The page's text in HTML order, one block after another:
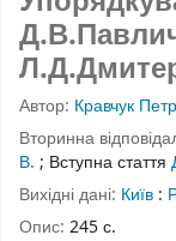
Автор: Кравчук
Вторинна
В. ; Вступна стаття
Вихідні дані: Київ :
Опис: 245 с.